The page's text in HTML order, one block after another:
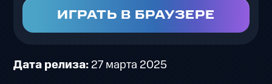
ИГРАТЬ В БРАУЗЕРЕ
Дата релиза:27 марта 2025